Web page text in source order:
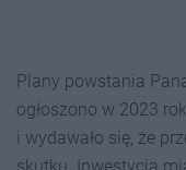
Plany powstania
ogłoszono w 2023
i wydawało się, że